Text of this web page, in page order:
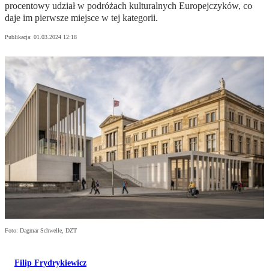
procentowy udział w podróżach kulturalnych Europejczyków, co
daje im pierwsze miejsce w tej kategorii.
Publikacja: 01.03.2024 12:18
Foto: Dagmar Schwelle, DZT
Filip Frydrykiewicz